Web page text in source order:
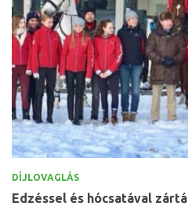
DÍJLOVAGLÁS
Edzéssel és hócsatával